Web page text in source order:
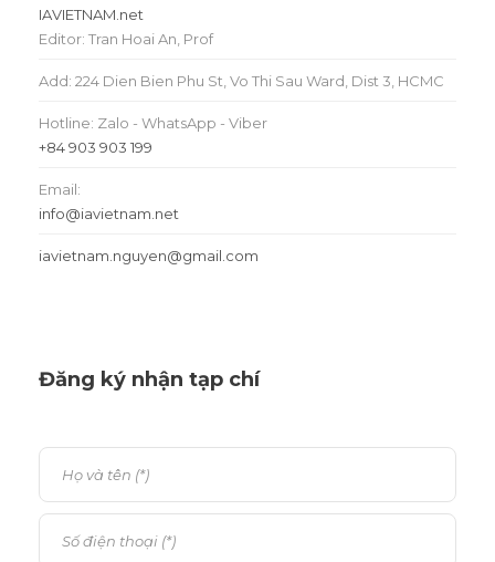
IAVIETNAM.net
Editor: Tran Hoai An, Prof
Add: 224 Dien Bien Phu St, Vo Thi Sau Ward, Dist 3, HCMC
Hotline: Zalo - WhatsApp - Viber
+84 903 903 199
Email:
info@iavietnam.net
iavietnam.nguyen@gmail.com
Đăng ký nhận tạp chí